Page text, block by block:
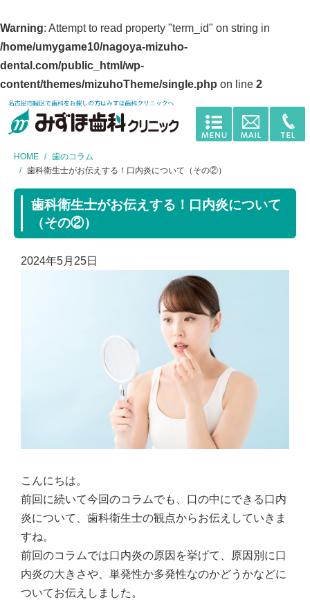
Warning: Attempt to read property "term_id" on string in
/home/umygame10/nagoya-mizuho-
dental.com/public_html/wp-
content/themes/mizuhoTheme/single.php on line 2
HOME
歯のコラム
歯科衛生士がお伝えする！口内炎について（その②）
歯科衛生士がお伝えする！口内炎について
（その②）
2024年5月25日
こんにちは。
前回に続いて今回のコラムでも、口の中にできる口内
炎について、歯科衛生士の観点からお伝えしていきま
すね。
前回のコラムでは口内炎の原因を挙げて、原因別に口
内炎の大きさや、単発性か多発性なのかどうかなどに
ついてお伝えしました。